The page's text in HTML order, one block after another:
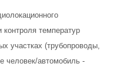
температур
участках (трубопроводы,
человек/автомобиль -